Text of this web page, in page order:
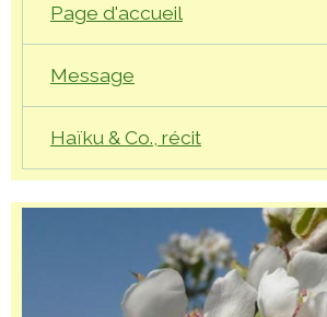
Page d'accueil
Message
Haïku & Co., récit